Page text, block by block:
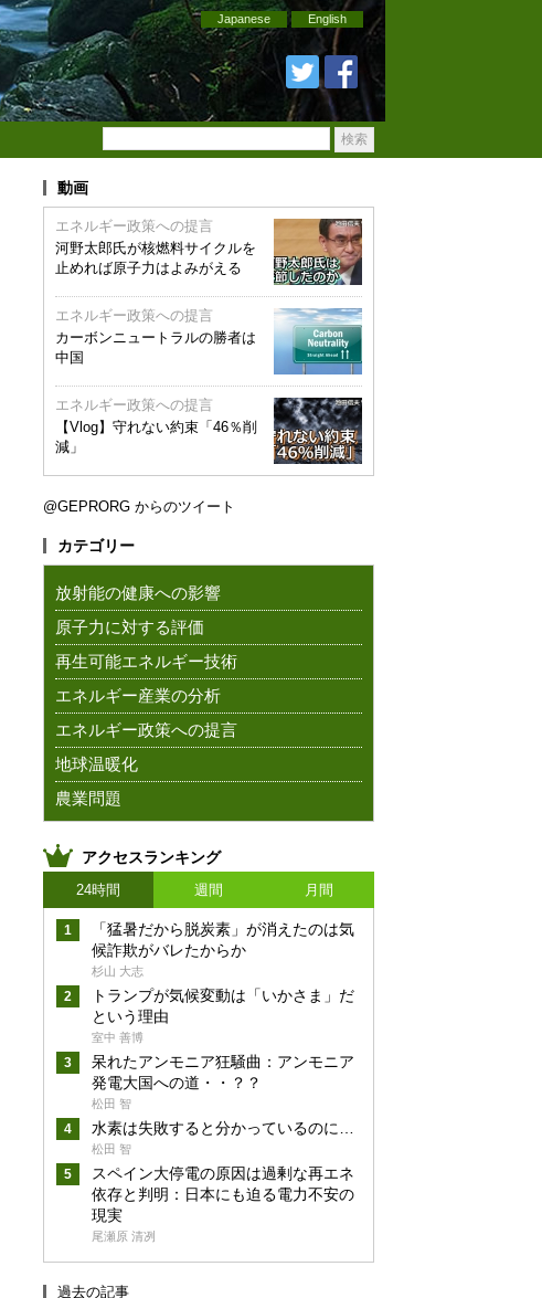
Japanese English
動画
エネルギー政策への提言
河野太郎氏が核燃料サイクルを
止めれば原子力はよみがえる
エネルギー政策への提言
カーボンニュートラルの勝者は
中国
エネルギー政策への提言
【Vlog】守れない約束「46％削
減」
@GEPRORG からのツイート
カテゴリー
放射能の健康への影響
原子力に対する評価
再生可能エネルギー技術
エネルギー産業の分析
エネルギー政策への提言
地球温暖化
農業問題
アクセスランキング
24時間 週間 月間
「猛暑だから脱炭素」が消えたのは気
候詐欺がバレたからか
杉山 大志
トランプが気候変動は「いかさま」だ
という理由
室中 善博
呆れたアンモニア狂騒曲：アンモニア
発電大国への道・・？？
松田 智
水素は失敗すると分かっているのに…
松田 智
スペイン大停電の原因は過剰な再エネ
依存と判明：日本にも迫る電力不安の
現実
尾瀬原 清冽
過去の記事